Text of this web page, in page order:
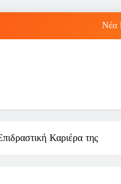
Νέα
Καριέρα της